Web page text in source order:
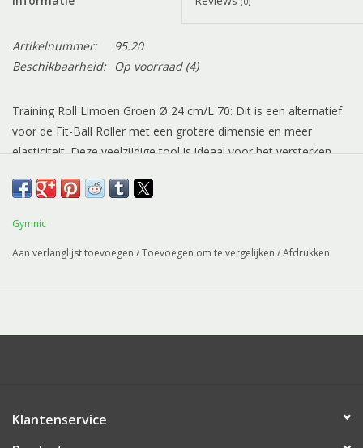
Artikelnummer:
95.20
Beschikbaarheid:
Op voorraad(4)
Training Roll Limoen Groen Ø 24 cm/L 70: Dit is een alternatief
voor de Fit-Ball Roller met een grotere dimensie en meer
elasticiteit. Deze veelzijdige tool is ideaal voor het versterken
relaxatie en voor verschillende Yoga posities.
Gymnic
Aan verlanglijst toevoegen /Toevoegen om te vergelijken /Afdrukken
Klantenservice